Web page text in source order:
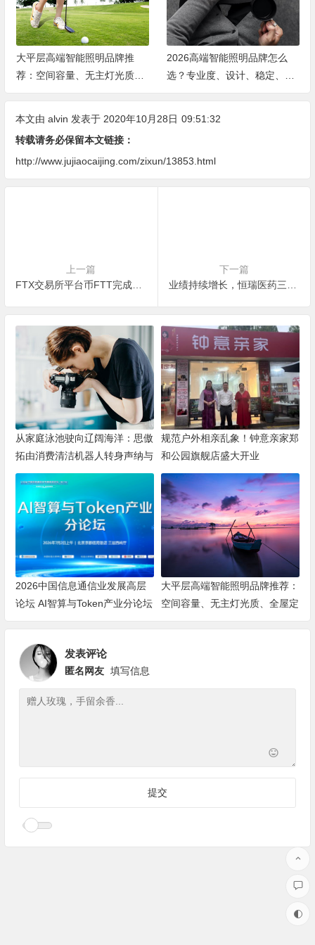
大平层高端智能照明品牌推
荐：空间容量、无主灯光质、
全屋定制、长期售后四个维度
2026高端智能照明品牌怎么
选？专业度、设计、稳定、服
务四大维度深度盘点
本文由 alvin 发表于 2020年10月28日 09:51:32
转载请务必保留本文链接：
http://www.jujiaocaijing.com/zixun/13853.html
上一篇
FTX交易所平台币FTT完成第66次回购销毁，周销毁量持续走高
下一篇
从家庭泳池驶向辽阔海洋：思傲
拓由消费清洁机器人转身声纳与
海洋机器人赛道
规范户外相亲乱象！钟意亲家郑
和公园旗舰店盛大开业
2026中国信息通信业发展高层
论坛 AI智算与Token产业分论坛
顺利举办
大平层高端智能照明品牌推荐：
空间容量、无主灯光质、全屋定
制、长期售后四个维度全解析
发表评论
匿名网友 填写信息